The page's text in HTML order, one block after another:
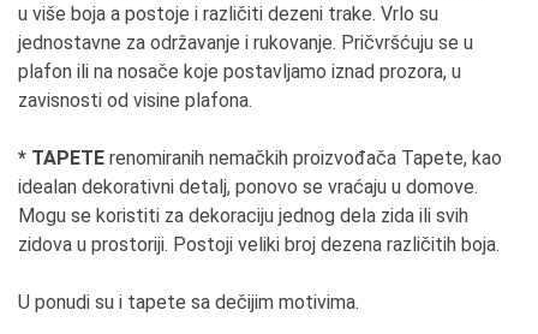
u više boja a postoje i različiti dezeni trake. Vrlo su
jednostavne za održavanje i rukovanje. Pričvršćuju se u
plafon ili na nosače koje postavljamo iznad prozora, u
zavisnosti od visine plafona.
* TAPETE renomiranih nemačkih proizvođača Tapete, kao
idealan dekorativni detalj, ponovo se vraćaju u domove.
Mogu se koristiti za dekoraciju jednog dela zida ili svih
zidova u prostoriji. Postoji veliki broj dezena različitih boja.
U ponudi su i tapete sa dečijim motivima.